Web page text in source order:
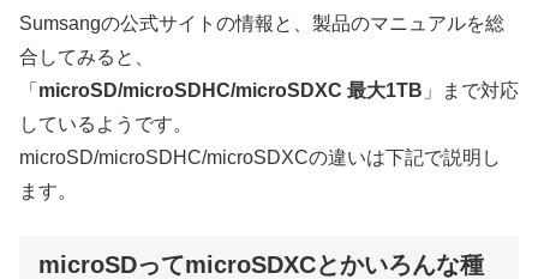
Sumsangの公式サイトの情報と、製品のマニュアルを総
合してみると、
「 microSD/microSDHC/microSDXC 最大1TB 」まで対応
しているようです。
microSD/microSDHC/microSDXCの違いは下記で説明し
ます。
microSDってmicroSDXCとかいろんな種